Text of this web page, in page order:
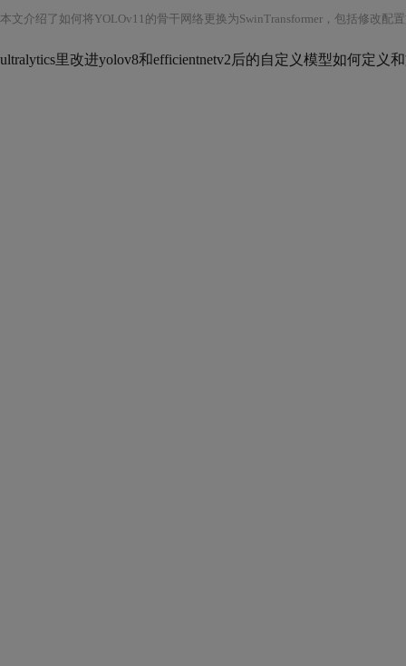
ultralytics里改进yolov8和efficientnetv2后的自定义模型如何定义